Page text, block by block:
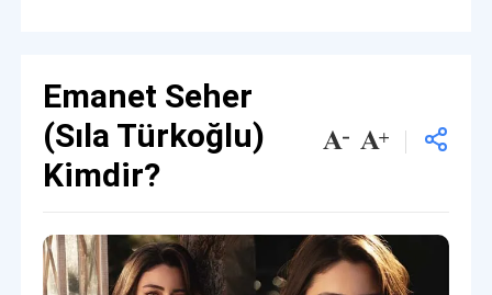
Emanet Seher
(Sıla Türkoğlu)
Kimdir?